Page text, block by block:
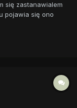
się zastanawialem
pojawia się ono
nawiązań do
jego kalka,